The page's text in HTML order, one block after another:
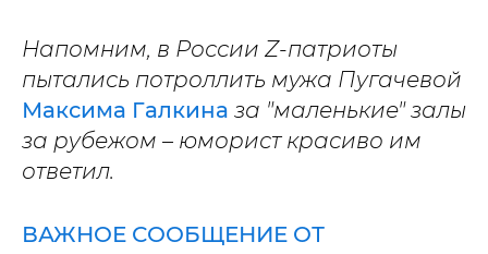
Напомним, в России Z-патриоты
пытались потроллить мужа Пугачевой
Максима Галкина за "маленькие" залы
за рубежом – юморист красиво им
ответил.
ВАЖНОЕ СООБЩЕНИЕ ОТ